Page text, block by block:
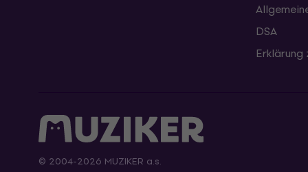
DSA
© 2004-2026 MUZIKER a.s.